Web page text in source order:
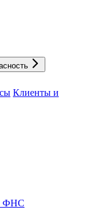
Клиенты и
ФНС